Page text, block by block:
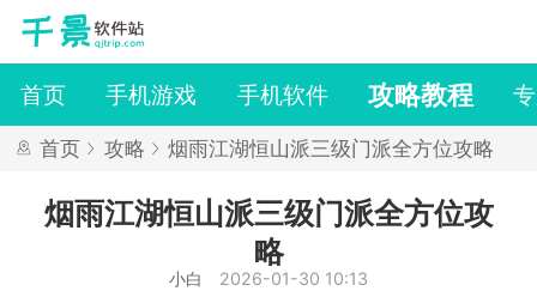
首页 手机游戏 手机软件 攻略教程
首页 攻略 烟雨江湖恒山派三级门派全方位攻略
烟雨江湖恒山派三级门派全方位攻
略
小白 2026-01-30 10:13